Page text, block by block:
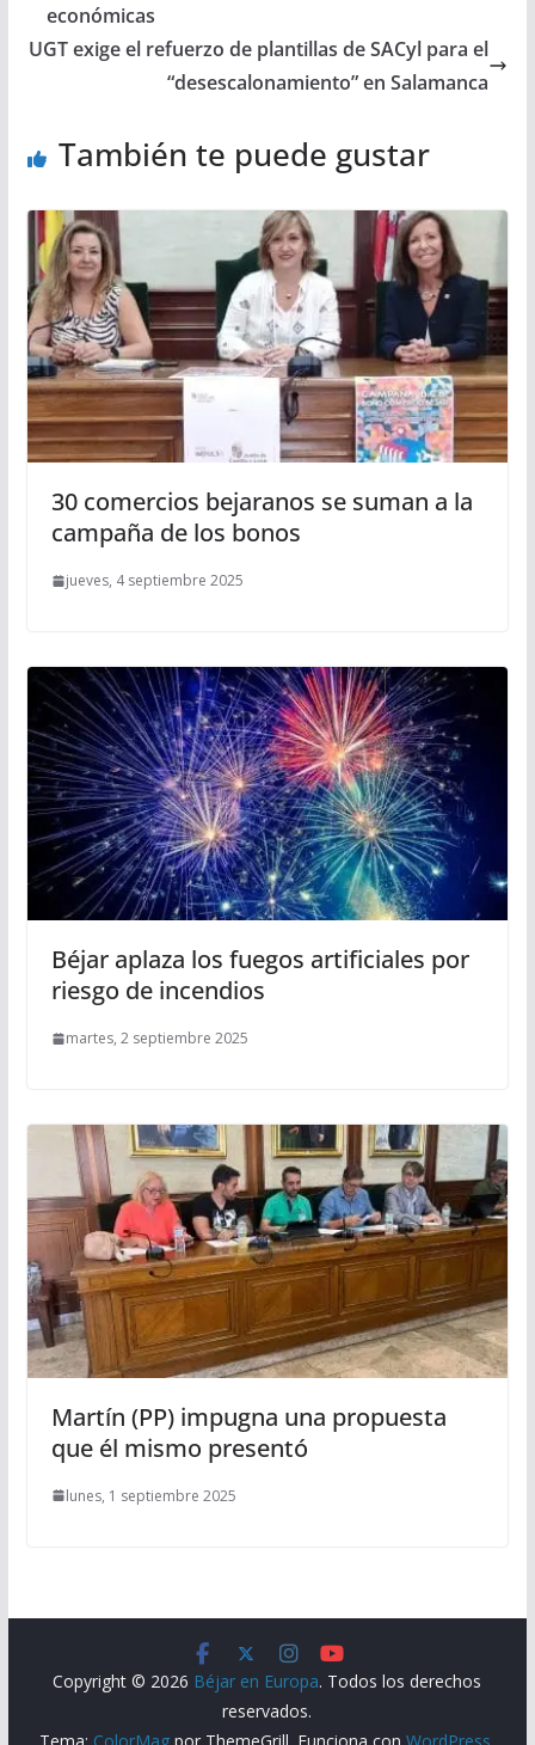
económicas
UGT exige el refuerzo de plantillas de SACyl para el
“desescalonamiento” en Salamanca
También te puede gustar
30 comercios bejaranos se suman a la
campaña de los bonos
jueves, 4 septiembre 2025
Béjar aplaza los fuegos artificiales por
riesgo de incendios
martes, 2 septiembre 2025
Martín (PP) impugna una propuesta
que él mismo presentó
lunes, 1 septiembre 2025
Copyright © 2026 Béjar en Europa. Todos los derechos
reservados.
Tema: ColorMag por ThemeGrill. Funciona conWordPress